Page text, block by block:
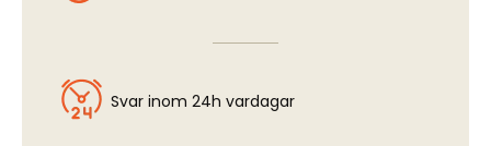
Svar inom 24h vardagar